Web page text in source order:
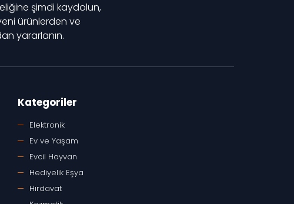
şimdi kaydolun,
ürünlerden ve
yararlanın.
Kategoriler
Elektronik
Ev ve Yaşam
Evcil Hayvan
Hediyelik Eşya
Hırdavat